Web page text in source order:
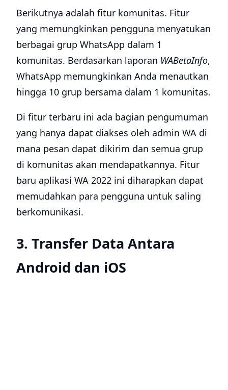
Berikutnya adalah fitur komunitas. Fitur
yang memungkinkan pengguna menyatukan
berbagai grup WhatsApp dalam 1
komunitas. Berdasarkan laporan WABetaInfo,
WhatsApp memungkinkan Anda menautkan
hingga 10 grup bersama dalam 1 komunitas.
Di fitur terbaru ini ada bagian pengumuman
yang hanya dapat diakses oleh admin WA di
mana pesan dapat dikirim dan semua grup
di komunitas akan mendapatkannya. Fitur
baru aplikasi WA 2022 ini diharapkan dapat
memudahkan para pengguna untuk saling
berkomunikasi.
3. Transfer Data Antara
Android dan iOS